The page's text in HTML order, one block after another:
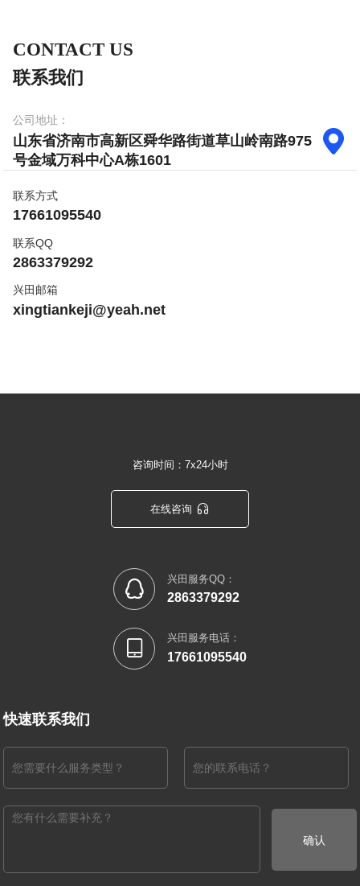
CONTACT US
联系我们
公司地址：
山东省济南市高新区舜华路街道草山岭南路975
号金域万科中心A栋1601

联系方式
17661095540
联系QQ
2863379292
兴田邮箱
xingtiankeji@yeah.net
咨询时间：7x24小时
在线咨询 
 兴田服务QQ：
2863379292
 兴田服务电话：
17661095540
快速联系我们
确认